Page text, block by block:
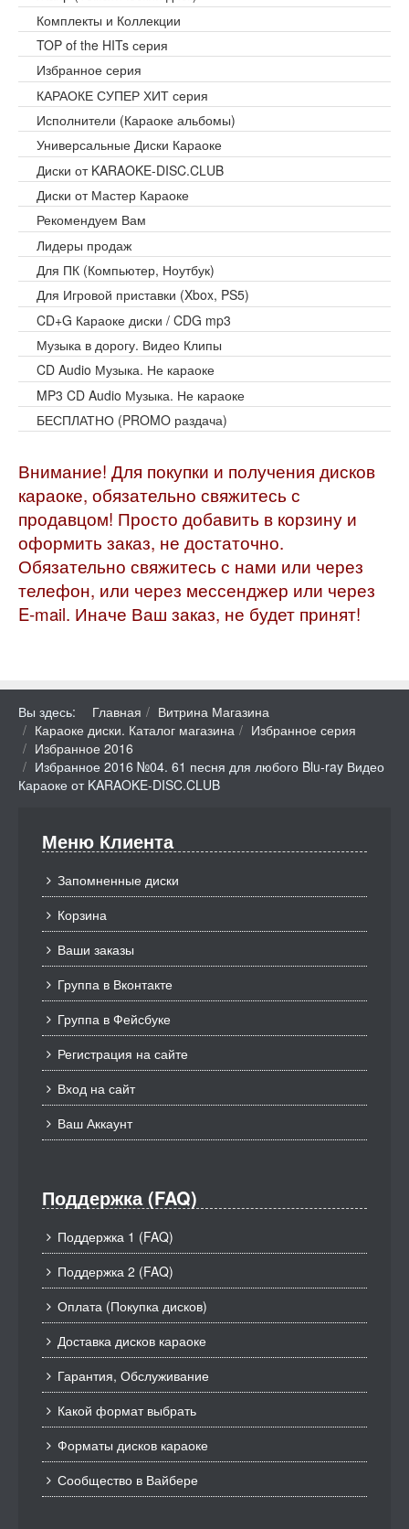
Комплекты и Коллекции
TOP of the HITs серия
Избранное серия
КАРАОКЕ СУПЕР ХИТ серия
Исполнители (Караоке альбомы)
Универсальные Диски Караоке
Диски от KARAOKE-DISC.CLUB
Диски от Мастер Караоке
Рекомендуем Вам
Лидеры продаж
Для ПК (Компьютер, Ноутбук)
Для Игровой приставки (Xbox, PS5)
CD+G Караоке диски / CDG mp3
Музыка в дорогу. Видео Клипы
CD Audio Музыка. Не караоке
MP3 CD Audio Музыка. Не караоке
БЕСПЛАТНО (PROMO раздача)
Внимание! Для покупки и получения дисков
караоке, обязательно свяжитесь с
продавцом! Просто добавить в корзину и
оформить заказ, не достаточно.
Обязательно свяжитесь с нами или через
телефон, или через мессенджер или через
E-mail. Иначе Ваш заказ, не будет принят!
Вы здесь: Главная
Витрина Магазина
Караоке диски. Каталог магазина
Избранное серия
Избранное 2016
Избранное 2016 №04. 61 песня для любого Blu-ray Видео
Караоке от KARAOKE-DISC.CLUB
Меню Клиента
Запомненные диски
Корзина
Ваши заказы
Группа в Вконтакте
Группа в Фейсбуке
Регистрация на сайте
Вход на сайт
Ваш Аккаунт
Поддержка (FAQ)
Поддержка 1 (FAQ)
Поддержка 2 (FAQ)
Оплата (Покупка дисков)
Доставка дисков караоке
Гарантия, Обслуживание
Какой формат выбрать
Форматы дисков караоке
Сообщество в Вайбере